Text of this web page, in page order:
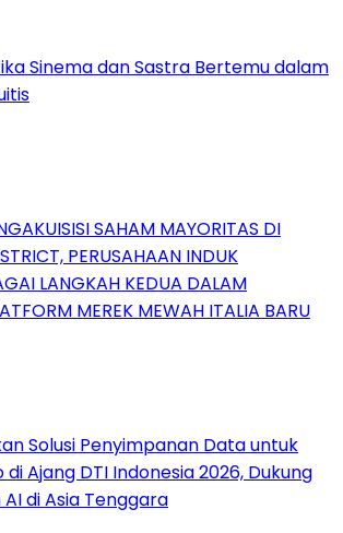
Sinema dan Sastra Bertemu dalam
SAHAM MAYORITAS DI
PERUSAHAAN INDUK
LANGKAH KEDUA DALAM
MEREK MEWAH ITALIA BARU
Solusi Penyimpanan Data untuk
di Ajang DTI Indonesia 2026, Dukung
di Asia Tenggara